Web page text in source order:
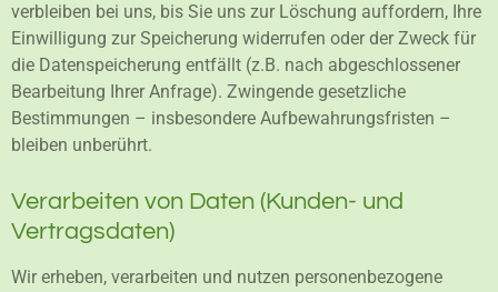
verbleiben bei uns, bis Sie uns zur Löschung auffordern, Ihre
Einwilligung zur Speicherung widerrufen oder der Zweck für
die Datenspeicherung entfällt (z.B. nach abgeschlossener
Bearbeitung Ihrer Anfrage). Zwingende gesetzliche
Bestimmungen – insbesondere Aufbewahrungsfristen –
bleiben unberührt.
Verarbeiten von Daten (Kunden- und
Vertragsdaten)
Wir erheben, verarbeiten und nutzen personenbezogene